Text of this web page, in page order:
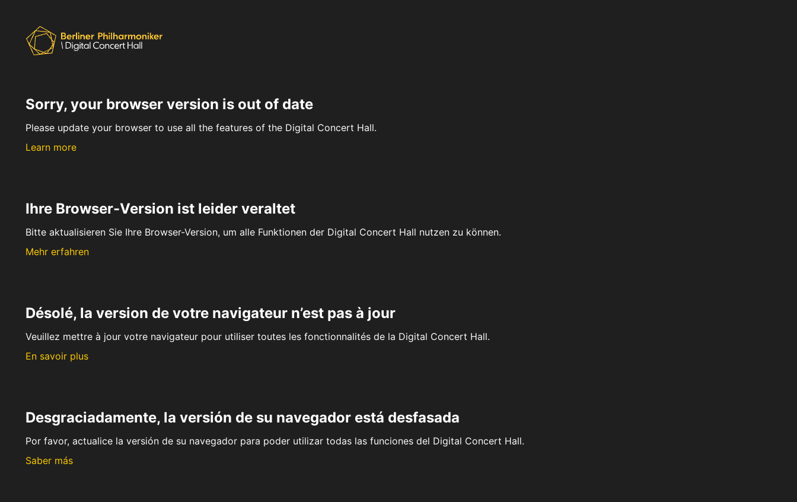
Sorry, your browser version is out of date
Please update your browser to use all the features of the Digital Concert Hall.
Learn more
Ihre Browser-Version ist leider veraltet
Bitte aktualisieren Sie Ihre Browser-Version, um alle Funktionen der Digital Concert Hall nutzen zu können.
Mehr erfahren
Désolé, la version de votre navigateur n’est pas à jour
Veuillez mettre à jour votre navigateur pour utiliser toutes les fonctionnalités de la Digital Concert Hall.
En savoir plus
Desgraciadamente, la versión de su navegador está desfasada
Por favor, actualice la versión de su navegador para poder utilizar todas las funciones del Digital Concert Hall.
Saber más